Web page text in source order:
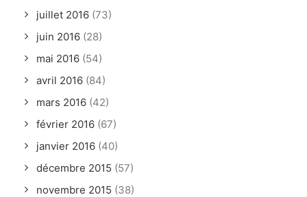
juillet 2016 (73)
juin 2016 (28)
mai 2016 (54)
avril 2016 (84)
mars 2016 (42)
février 2016 (67)
janvier 2016 (40)
décembre 2015 (57)
novembre 2015 (38)